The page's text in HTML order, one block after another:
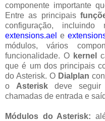
componente importante
Entre as principais
configuração, incluindo
extensions.ael e
módulos, vários
funcionalidade. O kernel
que é um dos principais
do Asterisk. O Dialplan
o Asterisk deve
chamadas de entrada e
Módulos do Asterisk: